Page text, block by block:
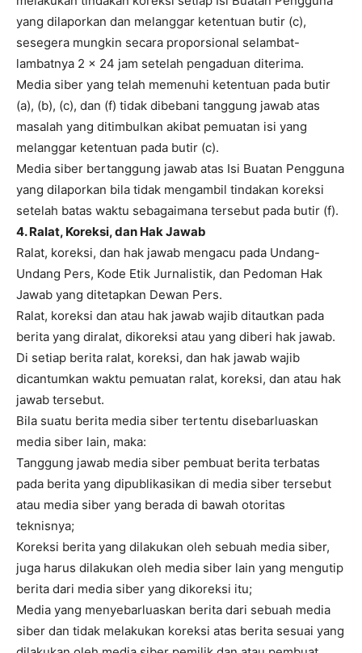
yang dilaporkan dan melanggar ketentuan butir (c),
sesegera mungkin secara proporsional selambat-
lambatnya 2 x 24 jam setelah pengaduan diterima.
Media siber yang telah memenuhi ketentuan pada butir
(a), (b), (c), dan (f) tidak dibebani tanggung jawab atas
masalah yang ditimbulkan akibat pemuatan isi yang
melanggar ketentuan pada butir (c).
Media siber bertanggung jawab atas Isi Buatan Pengguna
yang dilaporkan bila tidak mengambil tindakan koreksi
setelah batas waktu sebagaimana tersebut pada butir (f).
4. Ralat, Koreksi, dan Hak Jawab
Ralat, koreksi, dan hak jawab mengacu pada Undang-
Undang Pers, Kode Etik Jurnalistik, dan Pedoman Hak
Jawab yang ditetapkan Dewan Pers.
Ralat, koreksi dan atau hak jawab wajib ditautkan pada
berita yang diralat, dikoreksi atau yang diberi hak jawab.
Di setiap berita ralat, koreksi, dan hak jawab wajib
dicantumkan waktu pemuatan ralat, koreksi, dan atau hak
jawab tersebut.
Bila suatu berita media siber tertentu disebarluaskan
media siber lain, maka:
Tanggung jawab media siber pembuat berita terbatas
pada berita yang dipublikasikan di media siber tersebut
atau media siber yang berada di bawah otoritas
teknisnya;
Koreksi berita yang dilakukan oleh sebuah media siber,
juga harus dilakukan oleh media siber lain yang mengutip
berita dari media siber yang dikoreksi itu;
Media yang menyebarluaskan berita dari sebuah media
siber dan tidak melakukan koreksi atas berita sesuai yang